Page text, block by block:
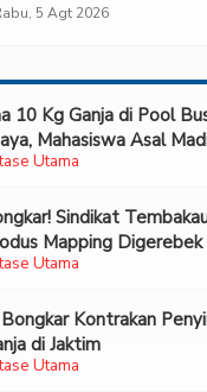
5 Agt 2026
Utama
10 Kg Ganja di Pool
Mahasiswa Asal
Utama
Sindikat
Mapping Digerebek
Utama
Kontrakan
di Jaktim